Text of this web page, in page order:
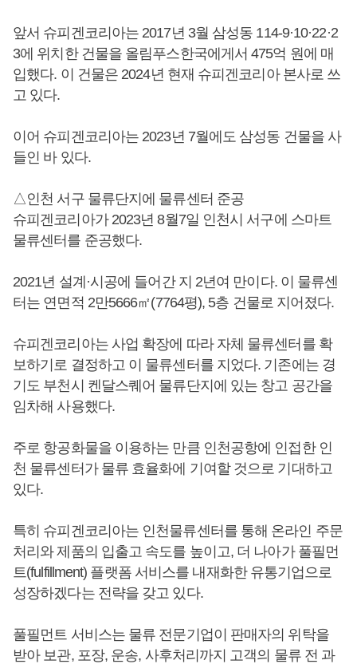
앞서 슈피겐코리아는 2017년 3월 삼성동 114-9·10·22·2
3에 위치한 건물을 올림푸스한국에게서 475억 원에 매
입했다. 이 건물은 2024년 현재 슈피겐코리아 본사로 쓰
고 있다.
이어 슈피겐코리아는 2023년 7월에도 삼성동 건물을 사
들인 바 있다.
△인천 서구 물류단지에 물류센터 준공
슈피겐코리아가 2023년 8월7일 인천시 서구에 스마트
물류센터를 준공했다.
2021년 설계·시공에 들어간 지 2년여 만이다. 이 물류센
터는 연면적 2만5666㎡(7764평), 5층 건물로 지어졌다.
슈피겐코리아는 사업 확장에 따라 자체 물류센터를 확
보하기로 결정하고 이 물류센터를 지었다. 기존에는 경
기도 부천시 켄달스퀘어 물류단지에 있는 창고 공간을
임차해 사용했다.
주로 항공화물을 이용하는 만큼 인천공항에 인접한 인
천 물류센터가 물류 효율화에 기여할 것으로 기대하고
있다.
특히 슈피겐코리아는 인천물류센터를 통해 온라인 주문
처리와 제품의 입출고 속도를 높이고, 더 나아가 풀필먼
트(fulfillment) 플랫폼 서비스를 내재화한 유통기업으로
성장하겠다는 전략을 갖고 있다.
풀필먼트 서비스는 물류 전문기업이 판매자의 위탁을
받아 보관, 포장, 운송, 사후처리까지 고객의 물류 전 과